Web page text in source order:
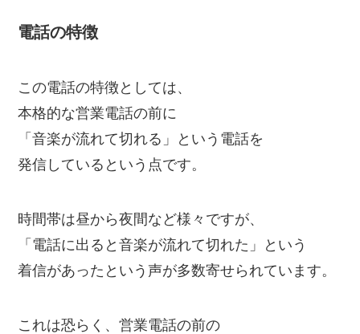
電話の特徴
この電話の特徴としては、
本格的な営業電話の前に
「音楽が流れて切れる」という電話を
発信しているという点です。
時間帯は昼から夜間など様々ですが、
「電話に出ると音楽が流れて切れた」という
着信があったという声が多数寄せられています。
これは恐らく、営業電話の前の